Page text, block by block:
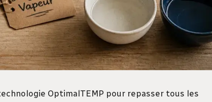
OptimalTEMP pour repasser tous les